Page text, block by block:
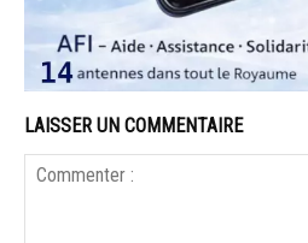
LAISSER UN COMMENTAIRE